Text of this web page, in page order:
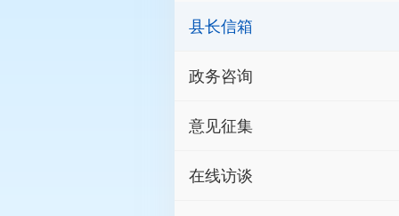
县长信箱
政务咨询
意见征集
在线访谈